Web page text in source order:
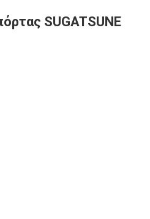
SUGATSUNE